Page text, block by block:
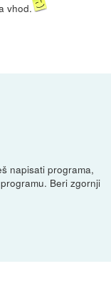
vhod.
napisati programa,
Beri zgornji